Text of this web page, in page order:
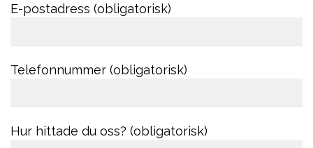
E-postadress (obligatorisk)
Telefonnummer (obligatorisk)
Hur hittade du oss? (obligatorisk)